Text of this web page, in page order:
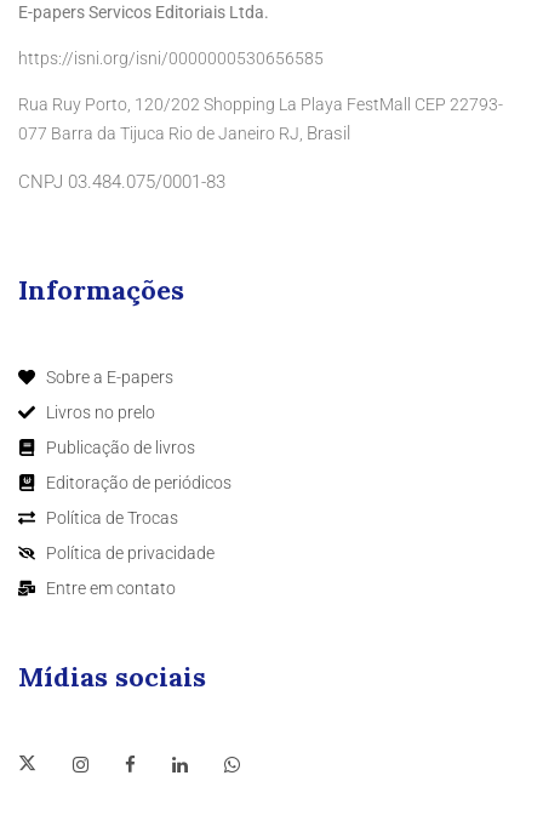
E-papers Servicos Editoriais Ltda.
https://isni.org/isni/0000000530656585
Rua Ruy Porto, 120/202 Shopping La Playa FestMall CEP 22793-
077 Barra da Tijuca Rio de Janeiro RJ, Brasil
CNPJ 03.484.075/0001-83
Informações
Sobre a E-papers
Livros no prelo
Publicação de livros
Editoração de periódicos
Política de Trocas
Política de privacidade
Entre em contato
Mídias sociais